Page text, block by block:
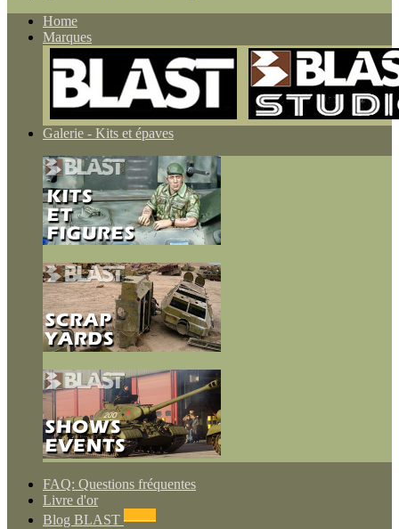
Home
Marques
Galerie - Kits et épaves
FAQ: Questions fréquentes
Livre d'or
Blog BLAST